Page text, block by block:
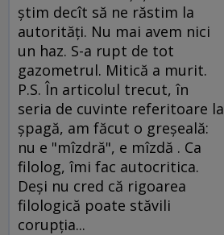
ştim decît să ne răstim la
autorităţi. Nu mai avem nici
un haz. S-a rupt de tot
gazometrul. Mitică a murit.
P.S. În articolul trecut, în
seria de cuvinte referitoare la
şpagă, am făcut o greşeală:
nu e "mîzdră", e mîzdă . Ca
filolog, îmi fac autocritica.
Deşi nu cred că rigoarea
filologică poate stăvili
corupţia...